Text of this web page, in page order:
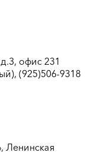
офис 231
(925)506-9318
Ленинская